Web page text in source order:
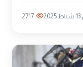
2717